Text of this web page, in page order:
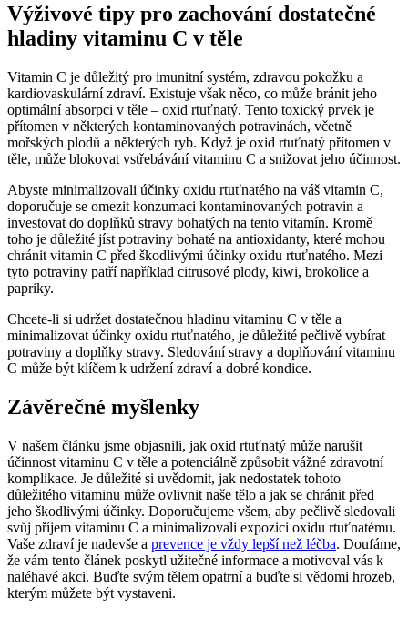
Výživové tipy pro zachování dostatečné
hladiny vitaminu C v těle
Vitamin C je důležitý pro imunitní systém, zdravou pokožku a
kardiovaskulární zdraví. Existuje však něco, co může bránit jeho
optimální absorpci v těle – oxid rtuťnatý. Tento toxický prvek je
přítomen v některých kontaminovaných potravinách, včetně
mořských plodů a některých ryb. Když je oxid rtuťnatý přítomen v
těle, může blokovat vstřebávání vitaminu C a snižovat jeho účinnost.
Abyste minimalizovali účinky oxidu rtuťnatého na váš vitamin C,
doporučuje se omezit konzumaci kontaminovaných potravin a
investovat do doplňků stravy bohatých na tento vitamín. Kromě
toho je důležité jíst potraviny bohaté na antioxidanty, které mohou
chránit vitamin C před škodlivými účinky oxidu rtuťnatého. Mezi
tyto potraviny patří například citrusové plody, kiwi, brokolice a
papriky.
Chcete-li si udržet dostatečnou hladinu vitaminu C v těle a
minimalizovat účinky oxidu rtuťnatého, je důležité pečlivě vybírat
potraviny a doplňky stravy. Sledování stravy a doplňování vitaminu
C může být klíčem k udržení zdraví a dobré kondice.
Závěrečné myšlenky
V našem článku jsme objasnili, jak oxid rtuťnatý může narušit
účinnost vitaminu C v těle a potenciálně způsobit vážné zdravotní
komplikace. Je důležité si uvědomit, jak nedostatek tohoto
důležitého vitaminu může ovlivnit naše tělo a jak se chránit před
jeho škodlivými účinky. Doporučujeme všem, aby pečlivě sledovali
svůj příjem vitaminu C a minimalizovali expozici oxidu rtuťnatému.
Vaše zdraví je nadevše a prevence je vždy lepší než léčba. Doufáme,
že vám tento článek poskytl užitečné informace a motivoval vás k
naléhavé akci. Buďte svým tělem opatrní a buďte si vědomi hrozeb,
kterým můžete být vystaveni.